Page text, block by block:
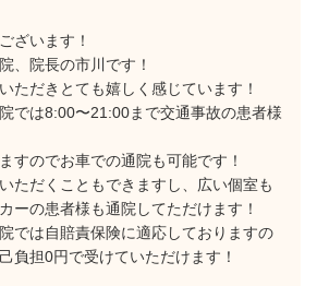
ざいます！
、院長の市川です！
ただきとても嬉しく感じています！
では8:00〜21:00まで交通事故の患者様
すのでお車での通院も可能です！
ただくこともできますし、広い個室も
ーの患者様も通院してただけます！
では自賠責保険に適応しておりますの
負担0円で受けていただけます！